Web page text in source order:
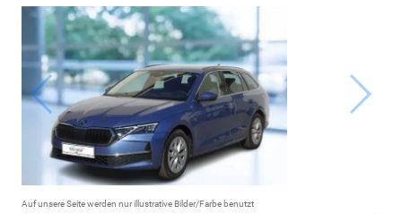
Auf unsere Seite werden nur illustrative Bilder/Farbe benutzt